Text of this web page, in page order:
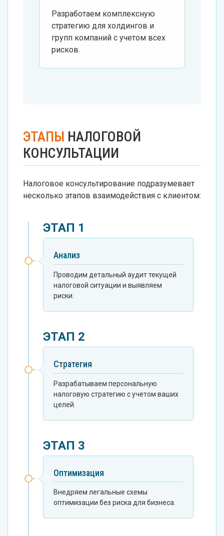
Разработаем комплексную
стратегию для холдингов и
групп компаний с учетом всех
рисков.
ЭТАПЫ НАЛОГОВОЙ
КОНСУЛЬТАЦИИ
Налоговое консультирование подразумевает
несколько этапов взаимодействия с клиентом:
ЭТАП 1
Анализ
Проводим детальный аудит текущей
налоговой ситуации и выявляем
риски.
ЭТАП 2
Стратегия
Разрабатываем персональную
налоговую стратегию с учетом ваших
целей.
ЭТАП 3
Оптимизация
Внедряем легальные схемы
оптимизации без риска для бизнеса.